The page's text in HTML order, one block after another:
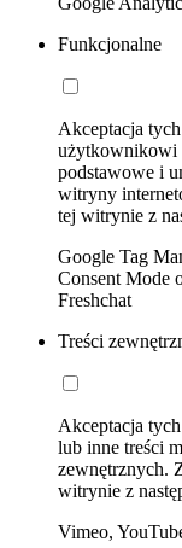
Funkcjonalne
Akceptacja
użytkownikowi
podstawowe i
witryny
tej witrynie z
Google Tag
Consent Mode
Freshchat
Treści
Akceptacja
lub inne treści
zewnętrznych.
witrynie z
Vimeo,